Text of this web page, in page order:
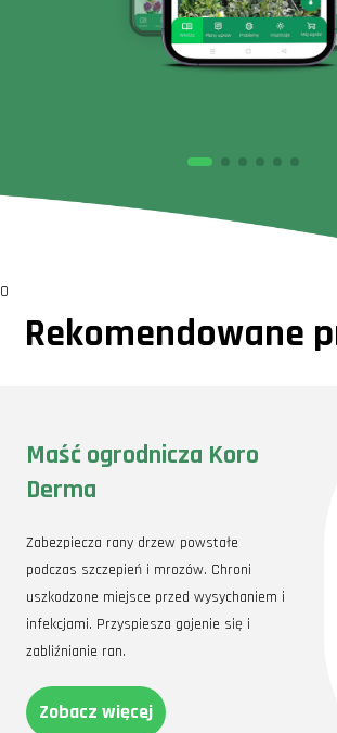
0
Rekomendowane
Maść ogrodnicza Koro
Derma
Zabezpiecza rany drzew powstałe
podczas szczepień i mrozów. Chroni
uszkodzone miejsce przed wysychaniem i
infekcjami. Przyspiesza gojenie się i
zabliźnianie ran.
Zobacz więcej